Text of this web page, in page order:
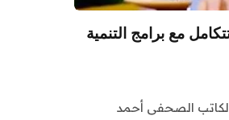
مع برامج التنمية
الكاتب الصحفى أحمد